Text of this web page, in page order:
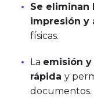
Se eliminan
impresión y
físicas.
La emisión
rápiday
documentos.